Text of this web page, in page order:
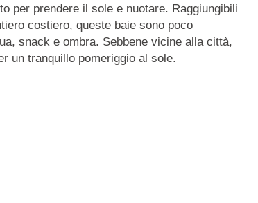
per prendere il sole e nuotare. Raggiungibili
costiero, queste baie sono poco
snack e ombra. Sebbene vicine alla città,
un tranquillo pomeriggio al sole.